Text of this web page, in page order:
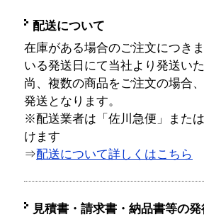
配送について
在庫がある場合のご注文につき
いる発送日にて当社より発送い
尚、複数の商品をご注文の場合
発送となります。
※配送業者は「佐川急便」また
けます
⇒配送について詳しくはこちら
見積書・請求書・納品書等の